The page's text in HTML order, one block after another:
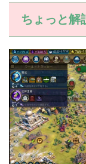
ちょっと解